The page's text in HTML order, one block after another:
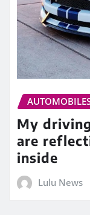
My
are
inside
Lulu News